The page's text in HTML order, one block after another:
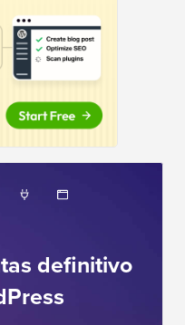
definitivo